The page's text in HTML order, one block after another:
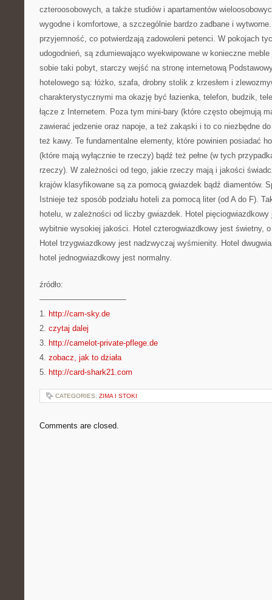
czteroosobowych, a także studiów i apartamentów
wygodne i komfortowe, a szczególnie bardzo zadbane i
przyjemność, co potwierdzają zadowoleni petenci. W pokojach
udogodnień, są zdumiewająco wyekwipowane w konieczne
sobie taki pobyt, starczy wejść na stronę internetową
hotelowego są: łóżko, szafa, drobny stolik z krzesłem i
charakterystycznymi ma okazję być łazienka, telefon, budzik,
łącze z Internetem. Poza tym mini-bary (które często obejmują
zawierać jedzenie oraz napoje, a też zakąski i to co niezbędne
też kawy. Te fundamentalne elementy, które powinien posiadać
(które mają wyłącznie te rzeczy) bądź też pełne (w tych
rzeczy). W zależności od tego, jakie rzeczy mają i jakości
krajów klasyfikowane są za pomocą gwiazdek bądź diamentów.
Istnieje też sposób podziału hoteli za pomocą liter (od A do F).
hotelu, w zależności od liczby gwiazdek. Hotel pięciogwiazdkowy
wybitnie wysokiej jakości. Hotel czterogwiazdkowy jest świetny,
Hotel trzygwiazdkowy jest nadzwyczaj wyśmienity. Hotel
hotel jednogwiazdkowy jest normalny.
źródło:
———————————
1. http://cam-sky.de
2. czytaj dalej
3. http://camelot-private-pflege.de
4. zobacz, jak to działa
5. http://card-shark21.com
CATEGORIES: ZIMA I STOKI
Comments are closed.